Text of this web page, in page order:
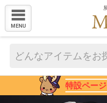
MENU
特設ページ